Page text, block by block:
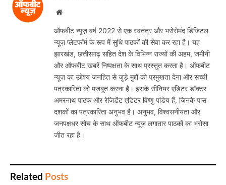
Website
ऑफबीट न्यूज़ वर्ष 2022 से एक स्वतंत्र और भरोसेमंद डिजिटल
न्यूज़ प्लेटफॉर्म के रूप में सुधि पाठकों की सेवा कर रहा है। यह
झारखंड, छत्तीसगढ़ सहित देश के विभिन्न राज्यों की अहम, जमीनी
और ऑफबीट खबरें निष्पक्षता के साथ प्रस्तुत करता है। ऑफबीट
न्यूज़ का उद्देश्य जनहित से जुड़े मुद्दों को प्रमुखता देना और सच्ची
पत्रकारिता को मजबूत करना है। इसके सीनियर एडिटर डॉक्टर
अमरनाथ पाठक और रेजिडेंट एडिटर विष्णु पांडेय हैं, जिनके पास
दशकों का पत्रकारिता अनुभव है। अनुभव, विश्वसनीयता और
जनपक्षधर सोच के साथ ऑफबीट न्यूज़ लगातार पाठकों का भरोसा
जीत रहा है।
Related Posts